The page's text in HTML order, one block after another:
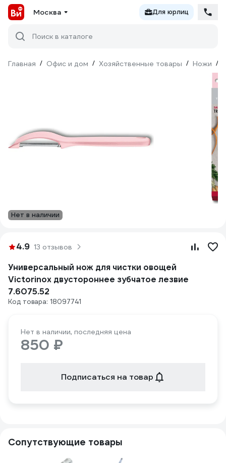
Москва Для юрлиц
Поиск в каталоге
Главная / Офис и дом / Хозяйственные товары / Ножи /
Нет в наличии
4.9 13 отзывов
Универсальный нож для чистки овощей
Victorinox двустороннее зубчатое лезвие
7.6075.52
Код товара: 18097741
Нет в наличии, последняя цена
850 ₽
Подписаться на товар
Сопутствующие товары